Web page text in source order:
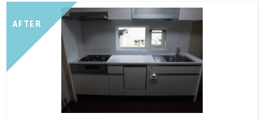
AFTER